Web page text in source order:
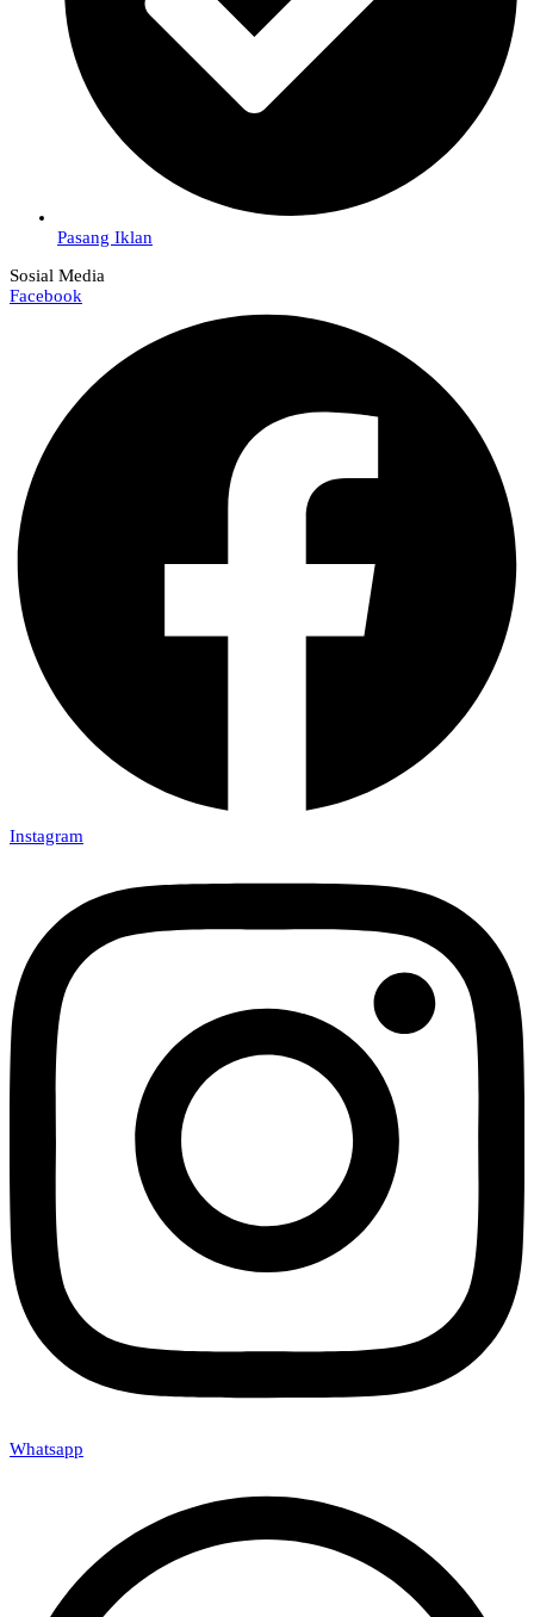
Pasang Iklan
Sosial Media
Facebook
Instagram
Whatsapp